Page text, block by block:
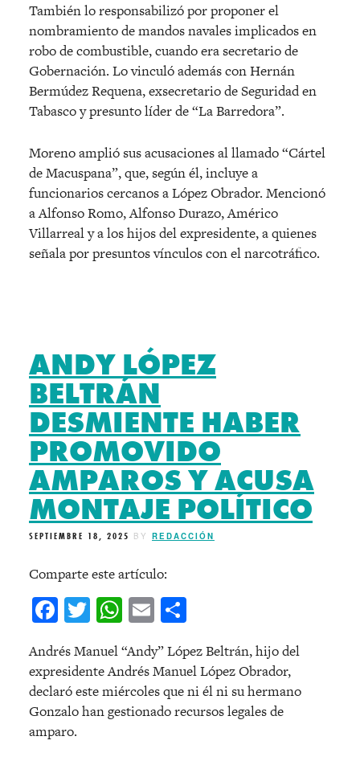
También lo responsabilizó por proponer el
nombramiento de mandos navales implicados en
robo de combustible, cuando era secretario de
Gobernación. Lo vinculó además con Hernán
Bermúdez Requena, exsecretario de Seguridad en
Tabasco y presunto líder de “La Barredora”.
Moreno amplió sus acusaciones al llamado “Cártel
de Macuspana”, que, según él, incluye a
funcionarios cercanos a López Obrador. Mencionó
a Alfonso Romo, Alfonso Durazo, Américo
Villarreal y a los hijos del expresidente, a quienes
señala por presuntos vínculos con el narcotráfico.
ANDY LÓPEZ
BELTRÁN
DESMIENTE HABER
PROMOVIDO
AMPAROS Y ACUSA
MONTAJE POLÍTICO
SEPTIEMBRE 18, 2025 BY REDACCIÓN
Comparte este artículo:
Facebook
Twitter
WhatsApp
Email
Andrés Manuel “Andy” López Beltrán, hijo del
expresidente Andrés Manuel López Obrador,
declaró este miércoles que ni él ni su hermano
Gonzalo han gestionado recursos legales de
amparo.